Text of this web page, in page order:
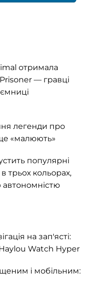
отримала
— гравці
легенди про
«малюють»
популярні
трьох кольорах,
на зап'ясті:
Watch Hyper
і мобільним: